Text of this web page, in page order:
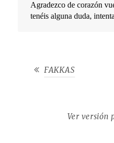
Agradezco de corazón
tenéis alguna duda,
FAKKAS
Ver versión